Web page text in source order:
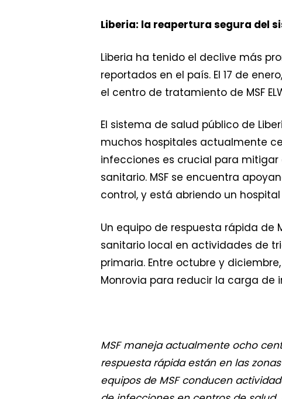
Liberia: la reapertura segura del
Liberia ha tenido el declive más
reportados en el país. El 17 de
el centro de tratamiento de MSF
El sistema de salud público de
muchos hospitales actualmente
infecciones es crucial para
sanitario. MSF se encuentra
control, y está abriendo un
Un equipo de respuesta rápida de
sanitario local en actividades de
primaria. Entre octubre y
Monrovia para reducir la carga de
MSF maneja actualmente ocho
respuesta rápida están en las
equipos de MSF conducen